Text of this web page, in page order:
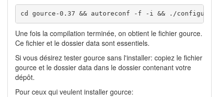
cd gource-0.37 && autoreconf -f -i && ./configure
Une fois la compilation terminée, on obtient le fichier gource.
Ce fichier et le dossier data sont essentiels.
Si vous désirez tester gource sans l'installer: copiez le fichier
gource et le dossier data dans le dossier contenant votre
dépôt.
Pour ceux qui veulent installer gource: